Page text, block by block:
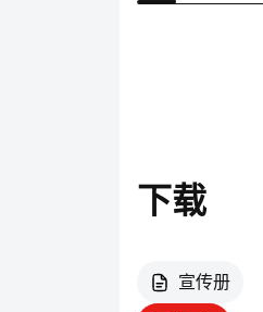
下载
宣传册